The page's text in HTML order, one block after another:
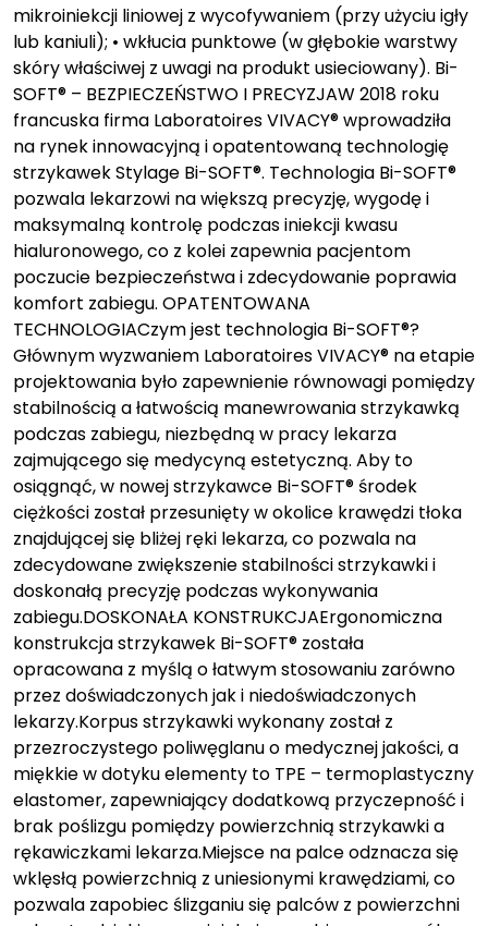
mikroiniekcji liniowej z wycofywaniem (przy użyciu igły
lub kaniuli); • wkłucia punktowe (w głębokie warstwy
skóry właściwej z uwagi na produkt usieciowany). Bi-
SOFT® – BEZPIECZEŃSTWO I PRECYZJAW 2018 roku
francuska firma Laboratoires VIVACY® wprowadziła
na rynek innowacyjną i opatentowaną technologię
strzykawek Stylage Bi-SOFT®. Technologia Bi-SOFT®
pozwala lekarzowi na większą precyzję, wygodę i
maksymalną kontrolę podczas iniekcji kwasu
hialuronowego, co z kolei zapewnia pacjentom
poczucie bezpieczeństwa i zdecydowanie poprawia
komfort zabiegu. OPATENTOWANA
TECHNOLOGIACzym jest technologia Bi-SOFT®?
Głównym wyzwaniem Laboratoires VIVACY® na etapie
projektowania było zapewnienie równowagi pomiędzy
stabilnością a łatwością manewrowania strzykawką
podczas zabiegu, niezbędną w pracy lekarza
zajmującego się medycyną estetyczną. Aby to
osiągnąć, w nowej strzykawce Bi-SOFT® środek
ciężkości został przesunięty w okolice krawędzi tłoka
znajdującej się bliżej ręki lekarza, co pozwala na
zdecydowane zwiększenie stabilności strzykawki i
doskonałą precyzję podczas wykonywania
zabiegu.DOSKONAŁA KONSTRUKCJAErgonomiczna
konstrukcja strzykawek Bi-SOFT® została
opracowana z myślą o łatwym stosowaniu zarówno
przez doświadczonych jak i niedoświadczonych
lekarzy.Korpus strzykawki wykonany został z
przezroczystego poliwęglanu o medycznej jakości, a
miękkie w dotyku elementy to TPE – termoplastyczny
elastomer, zapewniający dodatkową przyczepność i
brak poślizgu pomiędzy powierzchnią strzykawki a
rękawiczkami lekarza.Miejsce na palce odznacza się
wklęsłą powierzchnią z uniesionymi krawędziami, co
pozwala zapobiec ślizganiu się palców z powierzchni